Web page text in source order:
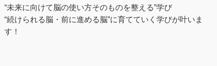
“未来に向けて脳の使い方そのものを整える”学び
“続けられる脳・前に進める脳”に育てていく学びが叶いま
す！